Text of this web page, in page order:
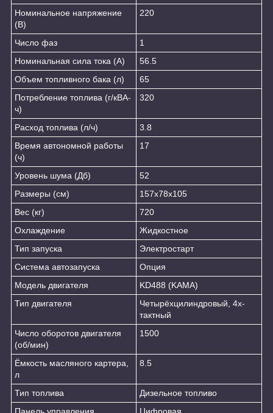
Номинальное напряжение
(В)
220
Число фаз
1
Номинальная сила тока (А)
56.5
Объем топливного бака (л)
65
Потребление топлива (г/кВА-
ч)
320
Расход топлива (л/ч)
3.8
Время автономной работы
(ч)
17
Уровень шума (Дб)
52
Размеры (см)
157х78х105
Вес (кг)
720
Охлаждение
Жидкостное
Тип запуска
Электростарт
Система автозапуска
Опция
Модель двигателя
KD488 (KAMA)
Тип двигателя
Четырёхцилиндровый, 4х-
тактный
Число оборотов двигателя
(об/мин)
1500
Ёмкость масляного картера,
л
8.5
Тип топлива
Дизельное топливо
Панель управления
Цифровая